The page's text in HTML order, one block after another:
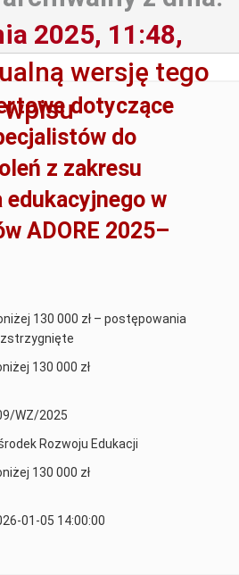
2025, 11:48,
wersję tego
wpisudotyczące
do
z zakresu
w
ADORE 2025–
130 000 zł – postępowania
130 000 zł
WZ/2025
Rozwoju Edukacji
130 000 zł
01-05 14:00:00